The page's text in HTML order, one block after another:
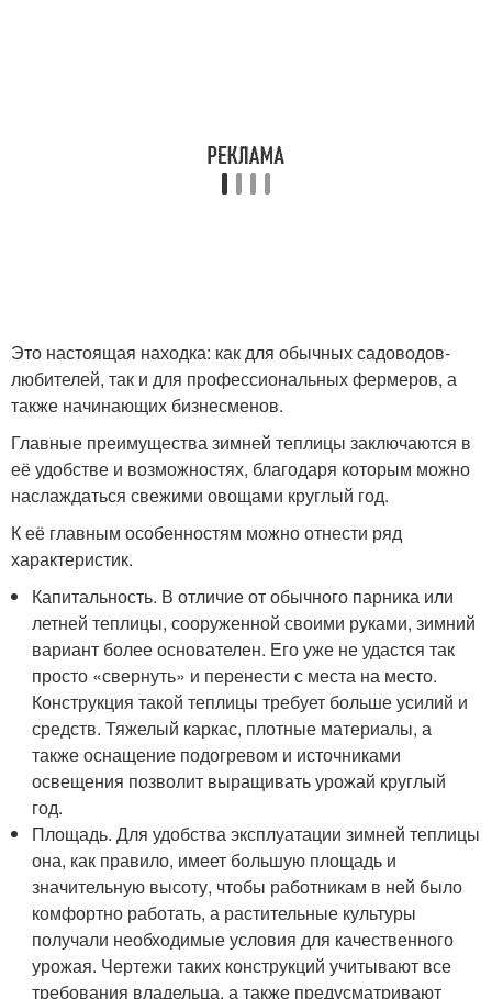
Это настоящая находка: как для обычных садоводов-
любителей, так и для профессиональных фермеров, а
также начинающих бизнесменов.
Главные преимущества зимней теплицы заключаются в
её удобстве и возможностях, благодаря которым можно
наслаждаться свежими овощами круглый год.
К её главным особенностям можно отнести ряд
характеристик.
Капитальность. В отличие от обычного парника или
летней теплицы, сооруженной своими руками, зимний
вариант более основателен. Его уже не удастся так
просто «свернуть» и перенести с места на место.
Конструкция такой теплицы требует больше усилий и
средств. Тяжелый каркас, плотные материалы, а
также оснащение подогревом и источниками
освещения позволит выращивать урожай круглый
год.
Площадь. Для удобства эксплуатации зимней теплицы
она, как правило, имеет большую площадь и
значительную высоту, чтобы работникам в ней было
комфортно работать, а растительные культуры
получали необходимые условия для качественного
урожая. Чертежи таких конструкций учитывают все
требования владельца, а также предусматривают